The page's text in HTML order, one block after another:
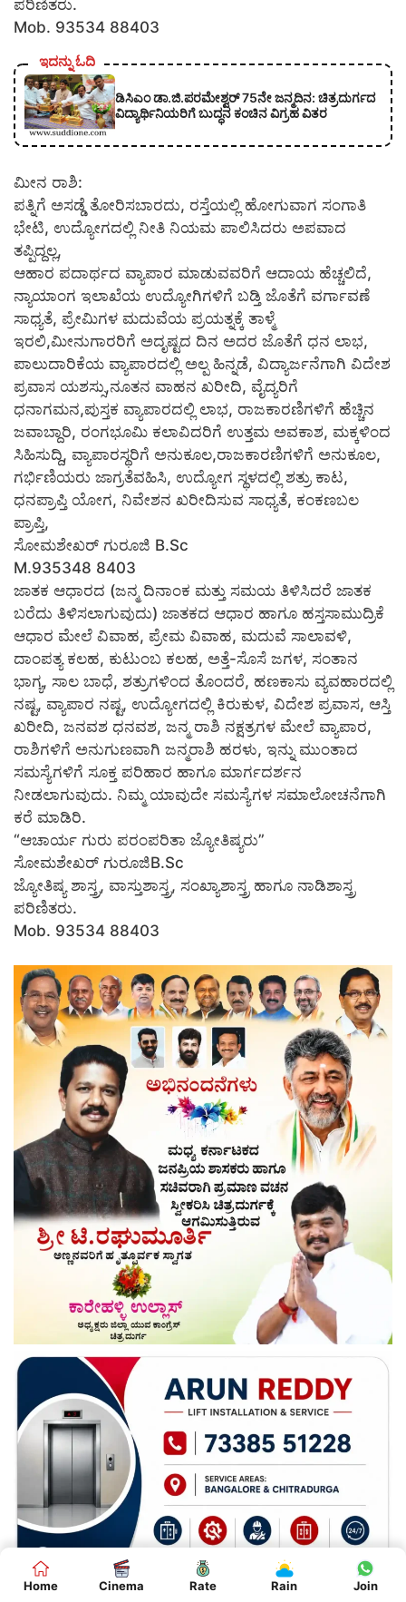
ಪರಿಣಿತರು.
Mob. 93534 88403
ಇದನ್ನು ಓದಿ
ಡಿಸಿಎಂ ಡಾ.ಜಿ.ಪರಮೇಶ್ವರ್ 75ನೇ ಜನ್ಮದಿನ: ಚಿತ್ರದುರ್ಗದ
ವಿದ್ಯಾರ್ಥಿನಿಯರಿಗೆ ಬುದ್ಧನ ಕಂಚಿನ ವಿಗ್ರಹ ವಿತರ
ಮೀನ ರಾಶಿ:
ಪತ್ನಿಗೆ ಅಸಡ್ಡೆ ತೋರಿಸಬಾರದು, ರಸ್ತೆಯಲ್ಲಿ ಹೋಗುವಾಗ ಸಂಗಾತಿ
ಭೇಟಿ, ಉದ್ಯೋಗದಲ್ಲಿ ನೀತಿ ನಿಯಮ ಪಾಲಿಸಿದರು ಅಪವಾದ
ತಪ್ಪಿದ್ದಲ್ಲ,
ಆಹಾರ ಪದಾರ್ಥದ ವ್ಯಾಪಾರ ಮಾಡುವವರಿಗೆ ಆದಾಯ ಹೆಚ್ಚಲಿದೆ,
ನ್ಯಾಯಾಂಗ ಇಲಾಖೆಯ ಉದ್ಯೋಗಿಗಳಿಗೆ ಬಡ್ತಿ ಜೊತೆಗೆ ವರ್ಗಾವಣೆ
ಸಾಧ್ಯತೆ, ಪ್ರೇಮಿಗಳ ಮದುವೆಯ ಪ್ರಯತ್ನಕ್ಕೆ ತಾಳ್ಮೆ
ಇರಲಿ,ಮೀನುಗಾರರಿಗೆ ಅದೃಷ್ಟದ ದಿನ ಅದರ ಜೊತೆಗೆ ಧನ ಲಾಭ,
ಪಾಲುದಾರಿಕೆಯ ವ್ಯಾಪಾರದಲ್ಲಿ ಅಲ್ಪ ಹಿನ್ನಡೆ, ವಿದ್ಯಾರ್ಜನೆಗಾಗಿ ವಿದೇಶ
ಪ್ರವಾಸ ಯಶಸ್ಸು,ನೂತನ ವಾಹನ ಖರೀದಿ, ವೈದ್ಯರಿಗೆ
ಧನಾಗಮನ,ಪುಸ್ತಕ ವ್ಯಾಪಾರದಲ್ಲಿ ಲಾಭ, ರಾಜಕಾರಣಿಗಳಿಗೆ ಹೆಚ್ಚಿನ
ಜವಾಬ್ದಾರಿ, ರಂಗಭೂಮಿ ಕಲಾವಿದರಿಗೆ ಉತ್ತಮ ಅವಕಾಶ, ಮಕ್ಕಳಿಂದ
ಸಿಹಿಸುದ್ದಿ, ವ್ಯಾಪಾರಸ್ಥರಿಗೆ ಅನುಕೂಲ,ರಾಜಕಾರಣಿಗಳಿಗೆ ಅನುಕೂಲ,
ಗರ್ಭಿಣಿಯರು ಜಾಗ್ರತೆವಹಿಸಿ, ಉದ್ಯೋಗ ಸ್ಥಳದಲ್ಲಿ ಶತ್ರು ಕಾಟ,
ಧನಪ್ರಾಪ್ತಿ ಯೋಗ, ನಿವೇಶನ ಖರೀದಿಸುವ ಸಾಧ್ಯತೆ, ಕಂಕಣಬಲ
ಪ್ರಾಪ್ತಿ,
ಸೋಮಶೇಖರ್ ಗುರೂಜಿ B.Sc
M.935348 8403
ಜಾತಕ ಆಧಾರದ (ಜನ್ಮ ದಿನಾಂಕ ಮತ್ತು ಸಮಯ ತಿಳಿಸಿದರೆ ಜಾತಕ
ಬರೆದು ತಿಳಿಸಲಾಗುವುದು) ಜಾತಕದ ಆಧಾರ ಹಾಗೂ ಹಸ್ತಸಾಮುದ್ರಿಕೆ
ಆಧಾರ ಮೇಲೆ ವಿವಾಹ, ಪ್ರೇಮ ವಿವಾಹ, ಮದುವೆ ಸಾಲಾವಳಿ,
ದಾಂಪತ್ಯ ಕಲಹ, ಕುಟುಂಬ ಕಲಹ, ಅತ್ತೆ-ಸೊಸೆ ಜಗಳ, ಸಂತಾನ
ಭಾಗ್ಯ, ಸಾಲ ಬಾಧೆ, ಶತ್ರುಗಳಿಂದ ತೊಂದರೆ, ಹಣಕಾಸು ವ್ಯವಹಾರದಲ್ಲಿ
ನಷ್ಟ, ವ್ಯಾಪಾರ ನಷ್ಟ, ಉದ್ಯೋಗದಲ್ಲಿ ಕಿರುಕುಳ, ವಿದೇಶ ಪ್ರವಾಸ, ಆಸ್ತಿ
ಖರೀದಿ, ಜನವಶ ಧನವಶ, ಜನ್ಮ ರಾಶಿ ನಕ್ಷತ್ರಗಳ ಮೇಲೆ ವ್ಯಾಪಾರ,
ರಾಶಿಗಳಿಗೆ ಅನುಗುಣವಾಗಿ ಜನ್ಮರಾಶಿ ಹರಳು, ಇನ್ನು ಮುಂತಾದ
ಸಮಸ್ಯೆಗಳಿಗೆ ಸೂಕ್ತ ಪರಿಹಾರ ಹಾಗೂ ಮಾರ್ಗದರ್ಶನ
ನೀಡಲಾಗುವುದು. ನಿಮ್ಮ ಯಾವುದೇ ಸಮಸ್ಯೆಗಳ ಸಮಾಲೋಚನೆಗಾಗಿ
ಕರೆ ಮಾಡಿರಿ.
“ಆಚಾರ್ಯ ಗುರು ಪರಂಪರಿತಾ ಜ್ಯೋತಿಷ್ಯರು”
ಸೋಮಶೇಖರ್ ಗುರೂಜಿB.Sc
ಜ್ಯೋತಿಷ್ಯ ಶಾಸ್ತ್ರ, ವಾಸ್ತುಶಾಸ್ತ್ರ, ಸಂಖ್ಯಾಶಾಸ್ತ್ರ ಹಾಗೂ ನಾಡಿಶಾಸ್ತ್ರ
ಪರಿಣಿತರು.
Mob. 93534 88403
Home Cinema Rate Rain Join